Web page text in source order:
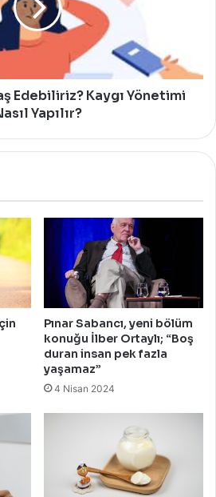
Edebiliriz? Kaygı Yönetimi
Yapılır?
Pınar Sabancı, yeni bölüm
konuğu İlber Ortaylı; “Boş
duran insan pek fazla
yaşamaz”
4 Nisan 2024